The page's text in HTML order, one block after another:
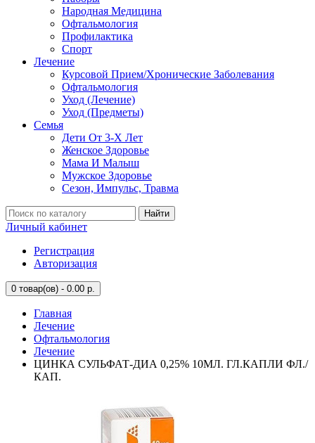
Народная Медицина
Офтальмология
Профилактика
Спорт
Лечение
Курсовой Прием/Хронические Заболевания
Офтальмология
Уход (Лечение)
Уход (Предметы)
Семья
Дети От 3-Х Лет
Женское Здоровье
Мама И Малыш
Мужское Здоровье
Сезон, Импульс, Травма
Найти
Личный кабинет
Регистрация
Авторизация
0 товар(ов) - 0.00 р.
Главная
Лечение
Офтальмология
Лечение
ЦИНКА СУЛЬФАТ-ДИА 0,25% 10МЛ. ГЛ.КАПЛИ ФЛ./
КАП.